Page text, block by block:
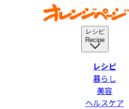
レシピ
Recipe
レシピ
暮らし
美容
ヘルスケア